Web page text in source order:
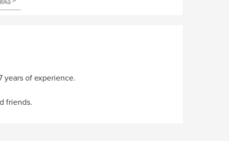
years of experience.
friends.